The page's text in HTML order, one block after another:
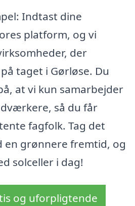
Indtast dine
platform, og vi
der
taget i Gørløse. Du
at vi kun samarbejder
så du får
fagfolk. Tag det
en grønnere fremtid, og
solceller i dag!
og uforpligtende